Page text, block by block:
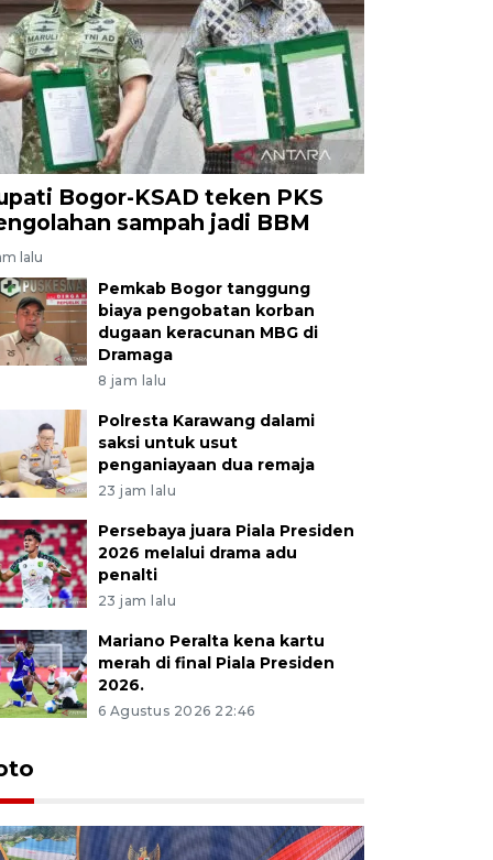
Bogor-KSAD teken PKS
sampah jadi BBM
lalu
Pemkab Bogor tanggung
biaya pengobatan korban
dugaan keracunan MBG di
Dramaga
8 jam lalu
Polresta Karawang dalami
saksi untuk usut
penganiayaan dua remaja
23 jam lalu
Persebaya juara Piala Presiden
2026 melalui drama adu
penalti
23 jam lalu
Mariano Peralta kena kartu
merah di final Piala Presiden
2026.
6 Agustus 2026 22:46